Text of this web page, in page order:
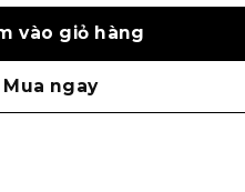
vào giỏ hàng
Mua ngay